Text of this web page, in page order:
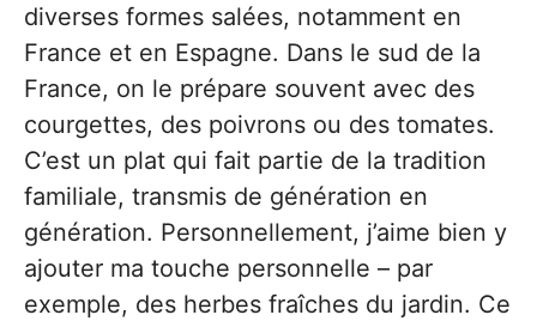
diverses formes salées, notamment en
France et en Espagne. Dans le sud de la
France, on le prépare souvent avec des
courgettes, des poivrons ou des tomates.
C’est un plat qui fait partie de la tradition
familiale, transmis de génération en
génération. Personnellement, j’aime bien y
ajouter ma touche personnelle – par
exemple, des herbes fraîches du jardin. Ce